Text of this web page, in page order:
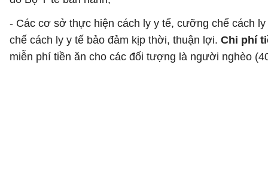
- Các cơ sở thực hiện cách ly y tế, cưỡng chế cách
chế cách ly y tế bảo đảm kịp thời, thuận lợi. Chi phí
miễn phí tiền ăn cho các đối tượng là người nghèo